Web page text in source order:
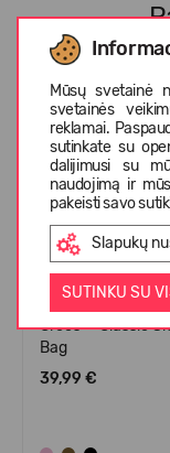
Mūsų svetainė
svetainės
reklamai.
sutinkate su
dalijimusi su
naudojimą ir
pakeisti savo
Slapukų
SUTINKU SU
Crocs™ Classic
Bag
39,99 €